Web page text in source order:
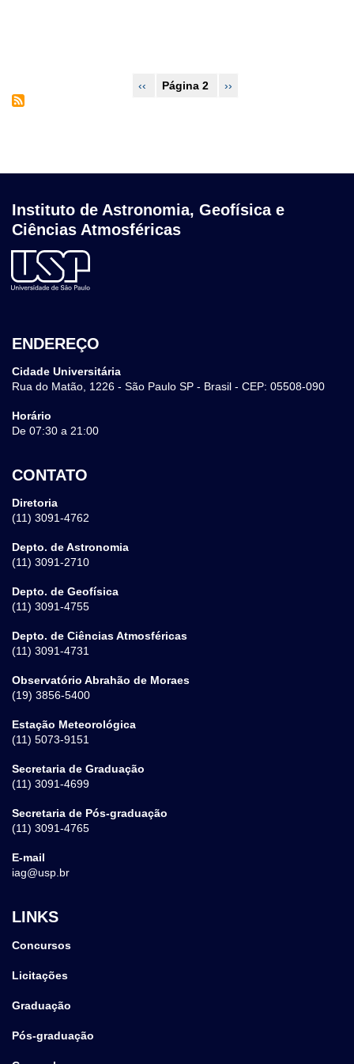
Página
‹‹ Página 2
Próxima
››
Instituto de Astronomia, Geofísica e
Ciências Atmosféricas
ENDEREÇO
Cidade Universitária
Rua do Matão, 1226 - São Paulo SP - Brasil - CEP: 05508-090
Horário
De 07:30 a 21:00
CONTATO
Diretoria
(11) 3091-4762
Depto. de Astronomia
(11) 3091-2710
Depto. de Geofísica
(11) 3091-4755
Depto. de Ciências Atmosféricas
(11) 3091-4731
Observatório Abrahão de Moraes
(19) 3856-5400
Estação Meteorológica
(11) 5073-9151
Secretaria de Graduação
(11) 3091-4699
Secretaria de Pós-graduação
(11) 3091-4765
E-mail
iag@usp.br
LINKS
Concursos
Licitações
Graduação
Pós-graduação